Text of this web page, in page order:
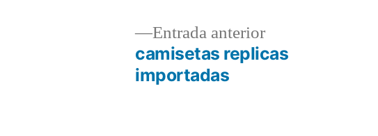
Navegación
Entrada anteriorEntrada
anterior:
camisetas replicas
importadas